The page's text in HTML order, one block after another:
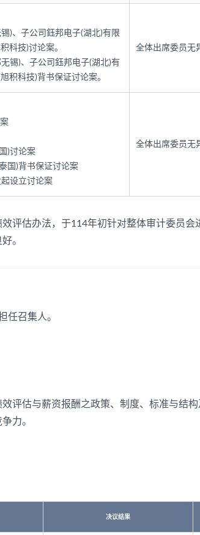
)、子公司鈺邦电子(湖北)有限
科技)讨论案。
锡)、子公司鈺邦电子(湖北)有
积科技)背书保证讨论案。
全体出席委员无
)讨论案
国)背书保证讨论案
设立讨论案
全体出席委员无
评估办法，于114年初针对整体审计委员会
。
任召集人。
评估与薪资报酬之政策、制度、标准与结
力。
决议结果